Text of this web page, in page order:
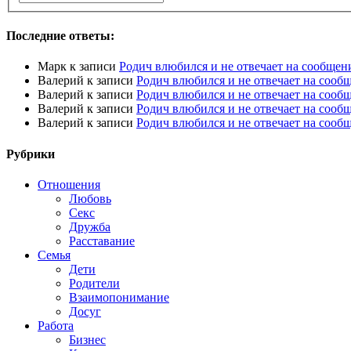
Последние ответы:
Марк к записи Родич влюбился и не отвечает на
Валерий к записи Родич влюбился и не отвечает на
Валерий к записи Родич влюбился и не отвечает на
Валерий к записи Родич влюбился и не отвечает на
Валерий к записи Родич влюбился и не отвечает на
Рубрики
Отношения
Любовь
Секс
Дружба
Расставание
Семья
Дети
Родители
Взаимопонимание
Досуг
Работа
Бизнес